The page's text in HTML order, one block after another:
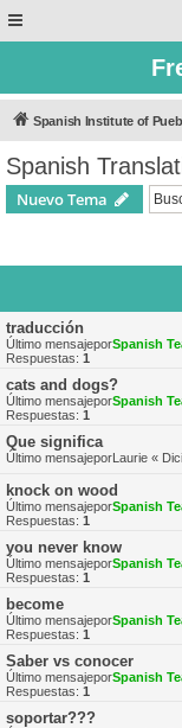
Spanish Institute of
Spanish
Nuevo Tema
traducción
Último mensajeporSpanish
Respuestas: 1
cats and dogs?
Último mensajeporSpanish
Respuestas: 1
Que significa
Último mensajeporLaurie «
knock on wood
Último mensajeporSpanish
Respuestas: 1
you never know
Último mensajeporSpanish
Respuestas: 1
become
Último mensajeporSpanish
Respuestas: 1
Saber vs conocer
Último mensajeporSpanish
Respuestas: 1
soportar???